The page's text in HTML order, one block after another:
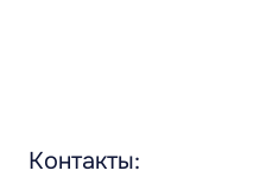
Контакты: